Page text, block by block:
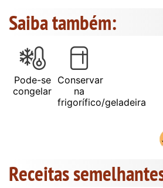
Saiba também:
Pode-se
congelar
Conservar
na
frigorífico/geladeira
Receitas